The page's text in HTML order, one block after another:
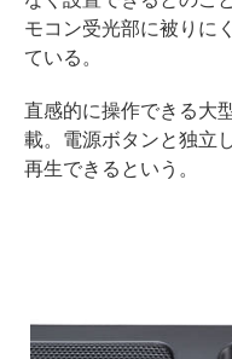
モコン受光部に被りに
ている。
直感的に操作できる大
載。電源ボタンと独立
再生できるという。